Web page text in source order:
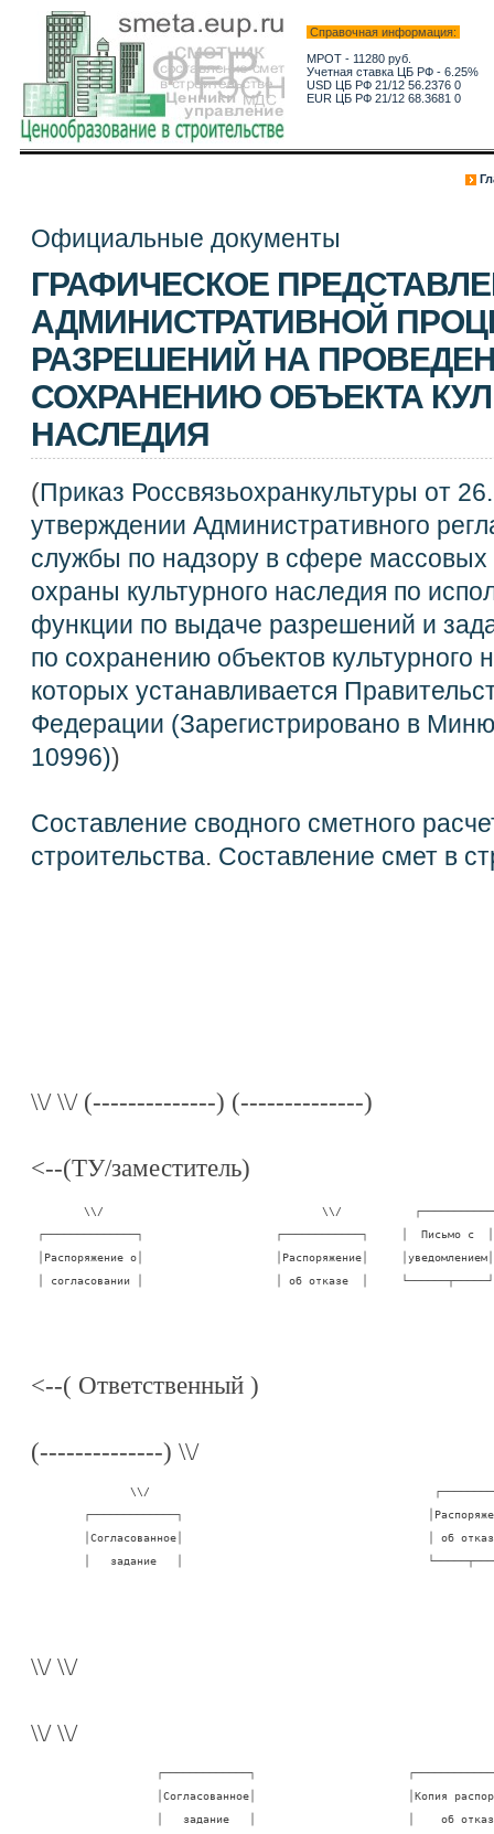
Справочная информация:
МРОТ - 11280 руб.
Учетная ставка ЦБ РФ - 6.25%
USD ЦБ РФ 21/12 56.2376 0
EUR ЦБ РФ 21/12 68.3681 0
Официальные документы
ГРАФИЧЕСКОЕ
АДМИНИСТРАТИВНОЙ
РАЗРЕШЕНИЙ НА
СОХРАНЕНИЮ ОБЪЕКТА
НАСЛЕДИЯ
(Приказ Россвязьохранкультуры от
утверждении Административного
службы по надзору в сфере массовых
охраны культурного наследия по
функции по выдаче разрешений и
по сохранению объектов культурного
которых устанавливается
Федерации (Зарегистрировано в
10996))
Составление сводного сметного
строительства. Составление смет в
\\/ \\/ (--------------) (--------------)
<--(ТУ/заместитель)
\\/                                 \\/
┌──────────────┐                    ┌────────────┐     │  Письмо с  │
│Распоряжение о│                    │Распоряжение│     │уведомлением│
│ согласовании │                    │ об отказе  │     └──────┬─────┘
<--( Ответственный )
(--------------) \\/
\\/
┌─────────────┐
│Согласованное│                                     │ об
│   задание   │
\\/ \\/
\\/ \\/
┌─────────────┐
│Согласованное│                       │Копия
│   задание   │                       │    об